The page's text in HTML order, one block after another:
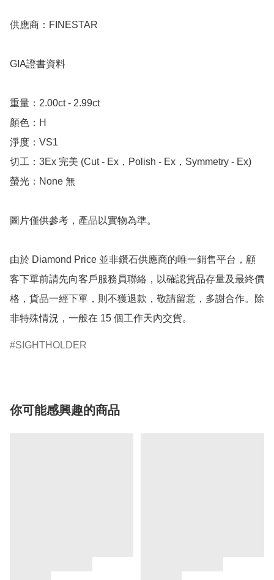
供應商：FINESTAR
GIA證書資料
重量：2.00ct - 2.99ct
顏色：H
淨度：VS1
切工：3Ex 完美 (Cut - Ex，Polish - Ex，Symmetry - Ex)
螢光：None 無
圖片僅供參考，產品以實物為準。
由於 Diamond Price 並非鑽石供應商的唯一銷售平台，顧
客下單前請先向客戶服務員聯絡，以確認貨品存量及最終價
格，貨品一經下單，則不獲退款，敬請留意，多謝合作。除
非特殊情況，一般在 15 個工作天內交貨。
SIGHTHOLDER
你可能感興趣的商品